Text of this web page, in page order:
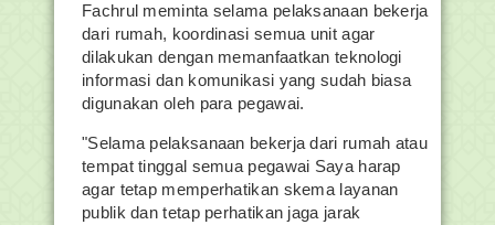
Fachrul meminta selama pelaksanaan bekerja
dari rumah, koordinasi semua unit agar
dilakukan dengan memanfaatkan teknologi
informasi dan komunikasi yang sudah biasa
digunakan oleh para pegawai.
"Selama pelaksanaan bekerja dari rumah atau
tempat tinggal semua pegawai Saya harap
agar tetap memperhatikan skema layanan
publik dan tetap perhatikan jaga jarak